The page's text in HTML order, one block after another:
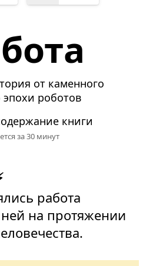
от каменного
эпохи роботов
книги
за 30 минут
работа
на протяжении